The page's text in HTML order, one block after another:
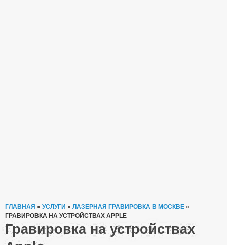
ГЛАВНАЯ » УСЛУГИ » ЛАЗЕРНАЯ ГРАВИРОВКА В МОСКВЕ »
ГРАВИРОВКА НА УСТРОЙСТВАХ APPLE
Гравировка на устройствах